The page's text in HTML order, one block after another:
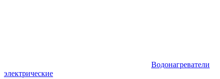
Водонагреватели
электрические